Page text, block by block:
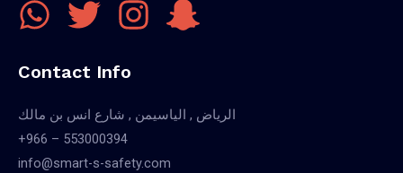
Contact Info
الرياض , الياسيمن , شارع انس بن مالك
+966 – 553000394
info@smart-s-safety.com